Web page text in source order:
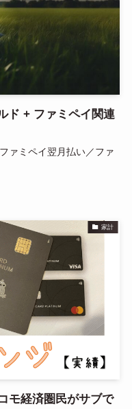
ド + ファミペイ関連
ァミペイ翌月払い／ファ
家計
モ経済圏民がサブで